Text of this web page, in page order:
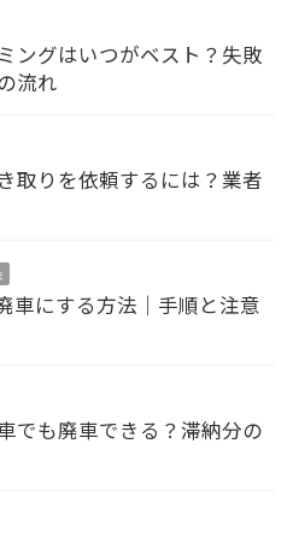
ングはいつがベスト？失敗
流れ
取りを依頼するには？業者
車にする方法｜手順と注意
でも廃車できる？滞納分の